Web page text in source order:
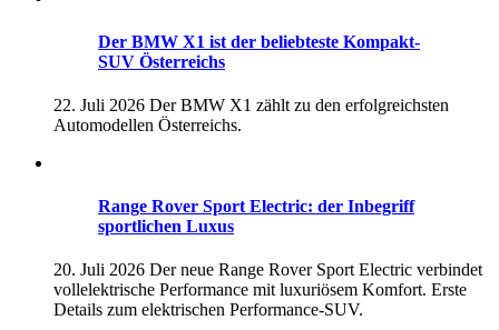
Der BMW X1 ist der beliebteste Kompakt-
SUV Österreichs
22. Juli 2026 Der BMW X1 zählt zu den erfolgreichsten
Automodellen Österreichs.
Range Rover Sport Electric: der Inbegriff
sportlichen Luxus
20. Juli 2026 Der neue Range Rover Sport Electric verbindet
vollelektrische Performance mit luxuriösem Komfort. Erste
Details zum elektrischen Performance-SUV.